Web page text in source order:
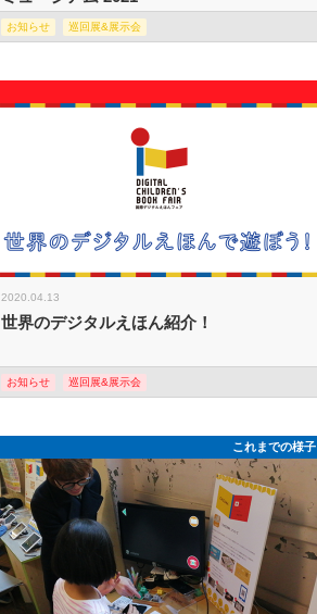
お知らせ 巡回展&展示会
2020.04.13
世界のデジタルえほん紹介！
お知らせ 巡回展&展示会
これまでの様子